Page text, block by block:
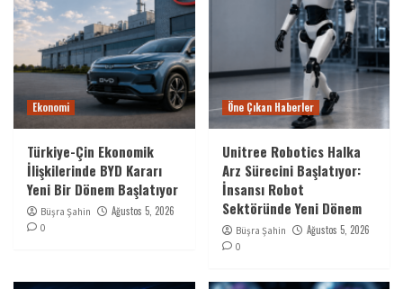
Ekonomi
Türkiye-Çin Ekonomik
İlişkilerinde BYD Kararı
Yeni Bir Dönem Başlatıyor
Büşra Şahin Ağustos 5, 2026
0
Öne Çıkan Haberler
Unitree Robotics Halka
Arz Sürecini Başlatıyor:
İnsansı Robot
Sektöründe Yeni Dönem
Büşra Şahin Ağustos 5, 2026
0